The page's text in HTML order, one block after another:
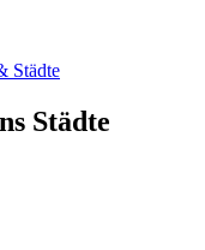
Städte
Städte